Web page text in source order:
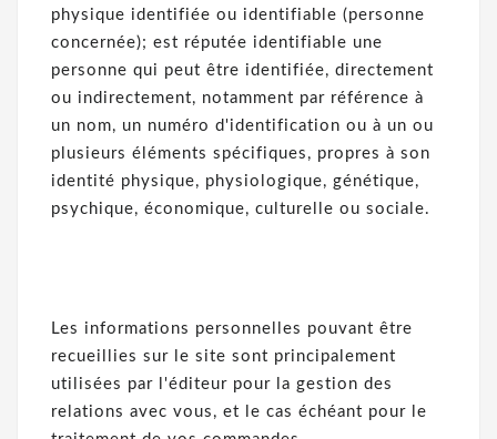
physique identifiée ou identifiable (personne
concernée); est réputée identifiable une
personne qui peut être identifiée, directement
ou indirectement, notamment par référence à
un nom, un numéro d'identification ou à un ou
plusieurs éléments spécifiques, propres à son
identité physique, physiologique, génétique,
psychique, économique, culturelle ou sociale.
Les informations personnelles pouvant être
recueillies sur le site sont principalement
utilisées par l'éditeur pour la gestion des
relations avec vous, et le cas échéant pour le